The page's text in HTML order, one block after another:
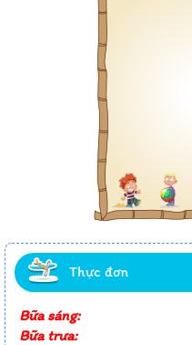
Thực đơn
Bữa sáng:
Bữa trưa: